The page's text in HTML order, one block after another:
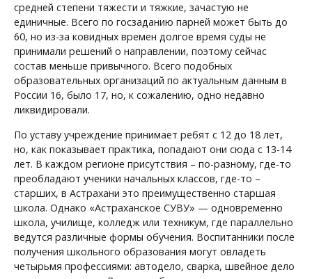
средней степени тяжести и тяжкие, зачастую не
единичные. Всего по госзаданию парней может быть до
60, но из-за ковидных времен долгое время суды не
принимали решений о направлении, поэтому сейчас
состав меньше привычного. Всего подобных
образовательных организаций по актуальным данным в
России 16, было 17, но, к сожалению, одно недавно
ликвидировали.
По уставу учреждение принимает ребят с 12 до 18 лет,
но, как показывает практика, попадают они сюда с 13-14
лет. В каждом регионе присутствия – по-разному, где-то
преобладают ученики начальных классов, где-то –
старших, в Астрахани это преимущественно старшая
школа. Однако «Астраханское СУВУ» — одновременно
школа, училище, колледж или техникум, где параллельно
ведутся различные формы обучения. Воспитанники после
получения школьного образования могут овладеть
четырьмя профессиями: автодело, сварка, швейное дело